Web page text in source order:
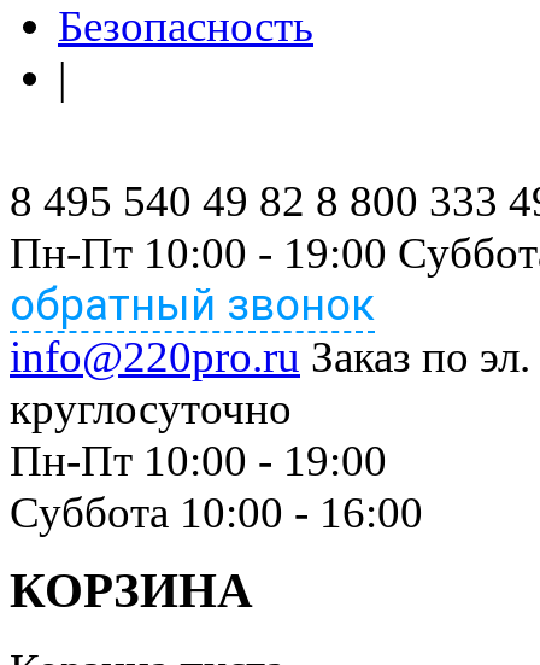
Безопасность
|
8 495 540 49 82 8 800 333
Пн-Пт 10:00 - 19:00
обратный звонок
info@220pro.ru Заказ по
круглосуточно
Пн-Пт 10:00 - 19:00
Суббота 10:00 - 16:00
КОРЗИНА